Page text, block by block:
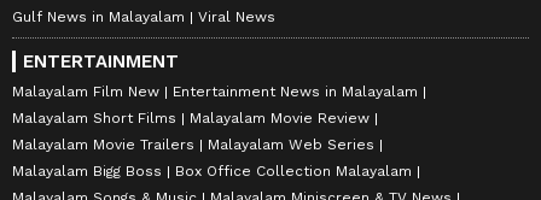
Gulf News in Malayalam
Viral News
ENTERTAINMENT
Malayalam Film New
Entertainment News in Malayalam
Malayalam Short Films
Malayalam Movie Review
Malayalam Movie Trailers
Malayalam Web Series
Malayalam Bigg Boss
Box Office Collection Malayalam